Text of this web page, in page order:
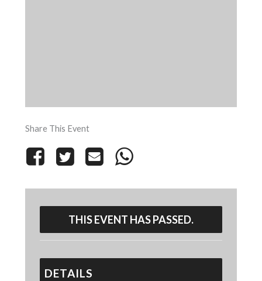
Share This Event
THIS EVENT HAS PASSED.
DETAILS